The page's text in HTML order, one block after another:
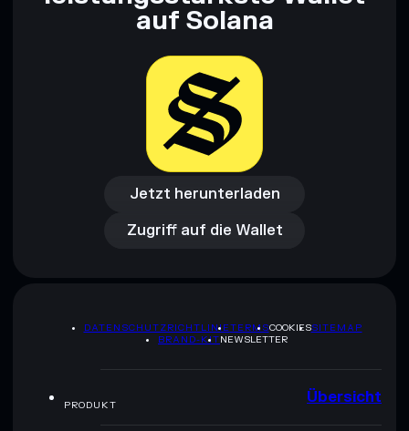
auf Solana
Jetzt herunterladen
Jetzt herunterladen
Zugriff auf die Wallet
Zugriff auf die Wallet
DATENSCHUTZRICHTLINIETERMSCOOKIESSITEMAP
BRAND-KITNEWSLETTER
PRODUKT Übersicht